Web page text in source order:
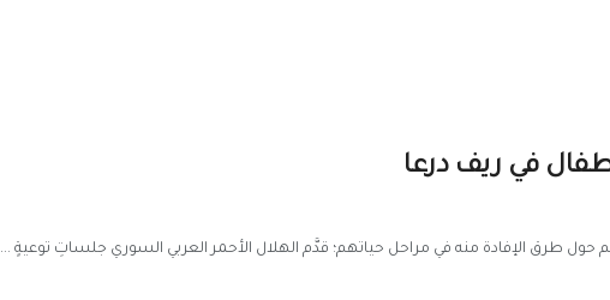
في ريف درعا
حول طرق الإفادة منه في مراحل حياتهم؛ قدَّم الهلال الأحمر العربي السوري جلساتِ توعيةٍ ...